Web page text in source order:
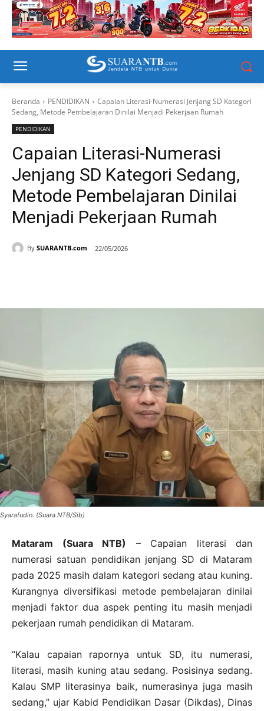
Beranda PENDIDIKAN
Capaian Literasi-Numerasi Jenjang SD Kategori
Sedang, Metode Pembelajaran Dinilai Menjadi Pekerjaan Rumah
PENDIDIKAN
Capaian Literasi-Numerasi
Jenjang SD Kategori Sedang,
Metode Pembelajaran Dinilai
Menjadi Pekerjaan Rumah
By SUARANTB.com 22/05/2026
Syarafudin. (Suara NTB/Sib)
Mataram (Suara NTB) – Capaian literasi dan
numerasi satuan pendidikan jenjang SD di Mataram
pada 2025 masih dalam kategori sedang atau kuning.
Kurangnya diversifikasi metode pembelajaran dinilai
menjadi faktor dua aspek penting itu masih menjadi
pekerjaan rumah pendidikan di Mataram.
“Kalau capaian rapornya untuk SD, itu numerasi,
literasi, masih kuning atau sedang. Posisinya sedang.
Kalau SMP literasinya baik, numerasinya juga masih
sedang,” ujar Kabid Pendidikan Dasar (Dikdas), Dinas